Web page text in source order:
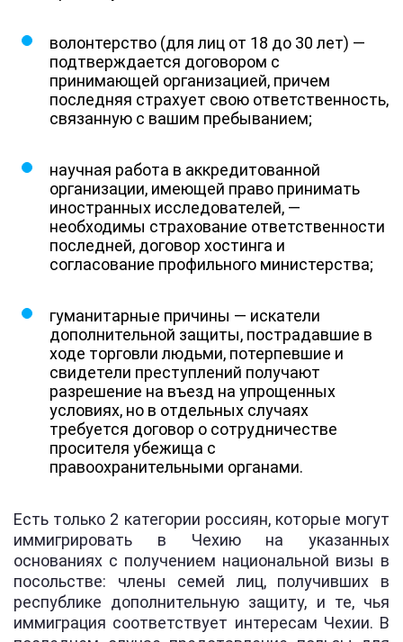
волонтерство (для лиц от 18 до 30 лет) —
подтверждается договором с
принимающей организацией, причем
последняя страхует свою ответственность,
связанную с вашим пребыванием;
научная работа в аккредитованной
организации, имеющей право принимать
иностранных исследователей, —
необходимы страхование ответственности
последней, договор хостинга и
согласование профильного министерства;
гуманитарные причины — искатели
дополнительной защиты, пострадавшие в
ходе торговли людьми, потерпевшие и
свидетели преступлений получают
разрешение на въезд на упрощенных
условиях, но в отдельных случаях
требуется договор о сотрудничестве
просителя убежища с
правоохранительными органами.
Есть только 2 категории россиян, которые могут
иммигрировать в Чехию на указанных
основаниях с получением национальной визы в
посольстве: члены семей лиц, получивших в
республике дополнительную защиту, и те, чья
иммиграция соответствует интересам Чехии. В